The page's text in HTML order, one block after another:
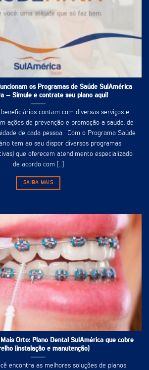
os Programas de Saúde SulAmérica
– Simule e contrate seu plano aqui!
beneficiários contam com diversas serviços e
ações de prevenção e promoção a saúde, de
de cada pessoa. Com o Programa Saúde
tem ao seu dispor diversos programas
que oferecem atendimento especializado
de acordo com [...]
SAIBA MAIS
Orto: Plano Dental SulAmérica que cobre
(instalação e manutenção)
encontra as melhores soluções de planos